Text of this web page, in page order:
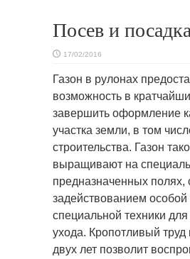
Посев и
17/02/2016
Газон в рулонах
возможность в
завершить оформление
участка земли, в том
строительства. Газон
выращивают на
предназначенных полях,
задействованием особой
специальной техники
ухода. Кропотливый труд
двух лет позволит